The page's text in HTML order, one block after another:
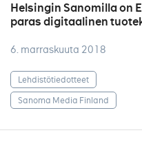
Helsingin Sanomilla on
paras digitaalinen
6. marraskuuta 2018
Lehdistötiedotteet
Sanoma Media Finland